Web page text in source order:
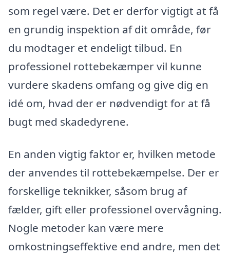
som regel være. Det er derfor vigtigt at få
en grundig inspektion af dit område, før
du modtager et endeligt tilbud. En
professionel rottebekæmper vil kunne
vurdere skadens omfang og give dig en
idé om, hvad der er nødvendigt for at få
bugt med skadedyrene.
En anden vigtig faktor er, hvilken metode
der anvendes til rottebekæmpelse. Der er
forskellige teknikker, såsom brug af
fælder, gift eller professionel overvågning.
Nogle metoder kan være mere
omkostningseffektive end andre, men det